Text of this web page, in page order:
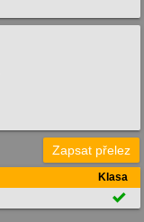
Zapsat přelez
Klasa
